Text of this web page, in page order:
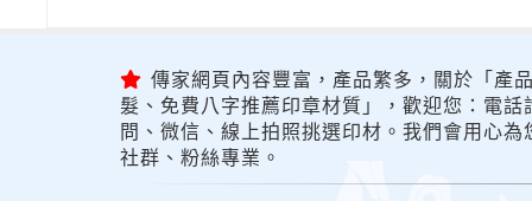
傳家網頁內容豐富，產品繁多，關於「產
髮、免費八字推薦印章材質」，歡迎您：電
問、微信、線上拍照挑選印材。我們會用心
社群、粉絲專業。